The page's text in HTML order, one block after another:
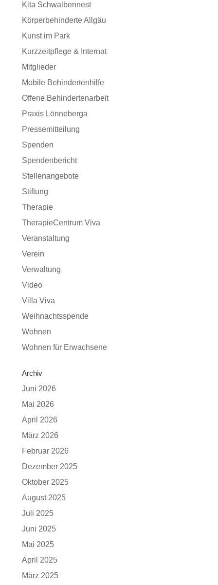
Kita Schwalbennest
Körperbehinderte Allgäu
Kunst im Park
Kurzzeitpflege & Internat
Mitglieder
Mobile Behindertenhilfe
Offene Behindertenarbeit
Praxis Lönneberga
Pressemitteilung
Spenden
Spendenbericht
Stellenangebote
Stiftung
Therapie
TherapieCentrum Viva
Veranstaltung
Verein
Verwaltung
Video
Villa Viva
Weihnachtsspende
Wohnen
Wohnen für Erwachsene
Archiv
Juni 2026
Mai 2026
April 2026
März 2026
Februar 2026
Dezember 2025
Oktober 2025
August 2025
Juli 2025
Juni 2025
Mai 2025
April 2025
März 2025